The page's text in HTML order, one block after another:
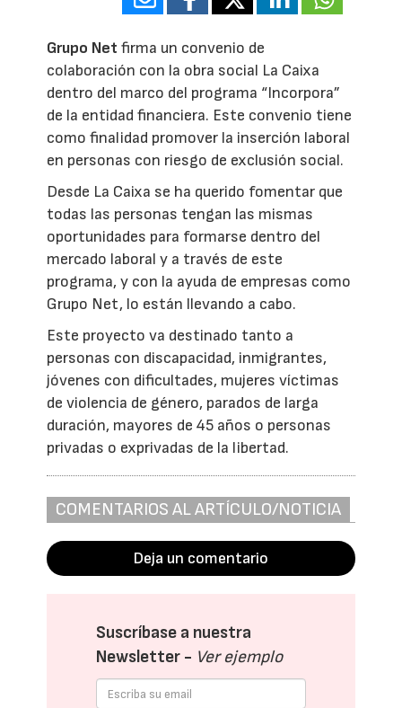
Grupo Net firma un convenio de
colaboración con la obra social La Caixa
dentro del marco del programa “Incorpora”
de la entidad financiera. Este convenio tiene
como finalidad promover la inserción laboral
en personas con riesgo de exclusión social.
Desde La Caixa se ha querido fomentar que
todas las personas tengan las mismas
oportunidades para formarse dentro del
mercado laboral y a través de este
programa, y con la ayuda de empresas como
Grupo Net, lo están llevando a cabo.
Este proyecto va destinado tanto a
personas con discapacidad, inmigrantes,
jóvenes con dificultades, mujeres víctimas
de violencia de género, parados de larga
duración, mayores de 45 años o personas
privadas o exprivadas de la libertad.
COMENTARIOS AL ARTÍCULO/NOTICIA
Deja un comentario
Suscríbase a nuestra
Newsletter - Ver ejemplo